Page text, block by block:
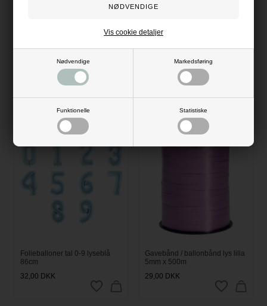
Nødvendige Markedsføring
Funktionelle Statistiske
Vis cookie detaljer
Folieballon Unicorn Enhjørning
Happy Birthday 45cm
Folieballoner tal 0-9 lys pink
Folieballoner tal 0-9 lyseblå
86cm
32,00 DKK
Gavebånd / ballonbånd lys lilla
5mm x 500m
29,00 DKK